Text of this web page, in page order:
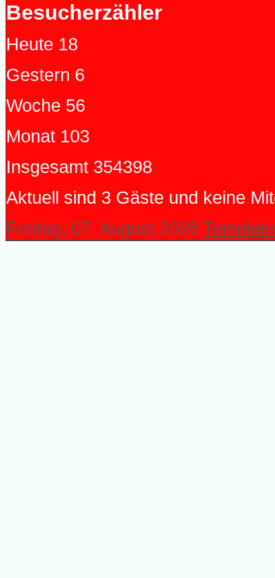
Besucherzähler
Heute 18
Gestern 6
Woche 56
Monat 103
Insgesamt 354398
Aktuell sind 3 Gäste und keine
Freitag, 07. August 2026